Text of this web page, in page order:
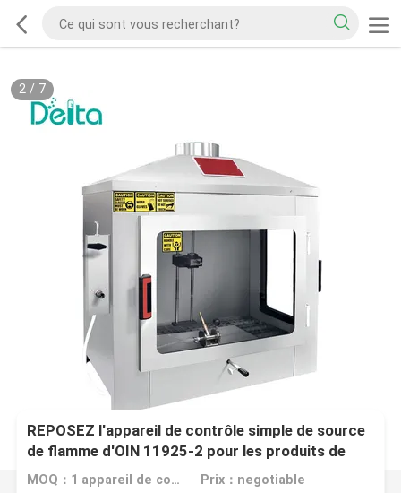
2/ 7
REPOSEZ l'appareil de contrôle simple de source
de flamme d'OIN 11925-2 pour les produits de
construction
MOQ：1 appareil de contrôle simple de source de flamme d'ensemble. Prix：negotiable